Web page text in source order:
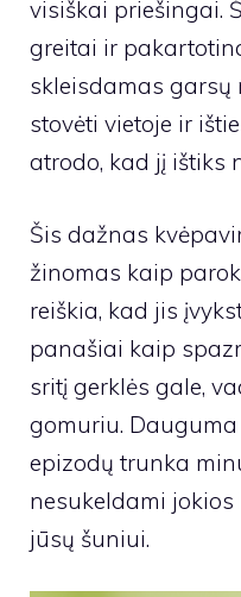
visiškai priešingai.
greitai ir
skleisdamas garsų
stovėti vietoje ir
atrodo, kad jį ištiks
Šis dažnas
žinomas kaip
reiškia, kad jis
panašiai kaip
sritį gerklės gale,
gomuriu.
epizodų trunka
nesukeldami
jūsų šuniui.